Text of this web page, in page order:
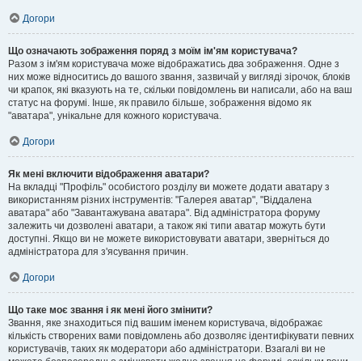
Догори
Що означають зображення поряд з моїм ім'ям користувача?
Разом з ім'ям користувача може відображатись два зображення. Одне з
них може відноситись до вашого звання, зазвичай у вигляді зірочок, блоків
чи крапок, які вказують на те, скільки повідомлень ви написали, або на ваш
статус на форумі. Інше, як правило більше, зображення відомо як
"аватара", унікальне для кожного користувача.
Догори
Як мені включити відображення аватари?
На вкладці "Профіль" особистого розділу ви можете додати аватару з
використанням різних інструментів: "Галерея аватар", "Віддалена
аватара" або "Завантажувана аватара". Від адміністратора форуму
залежить чи дозволені аватари, а також які типи аватар можуть бути
доступні. Якщо ви не можете використовувати аватари, зверніться до
адміністратора для з'ясування причин.
Догори
Що таке моє звання і як мені його змінити?
Звання, яке знаходиться під вашим іменем користувача, відображає
кількість створених вами повідомлень або дозволяє ідентифікувати певних
користувачів, таких як модератори або адміністратори. Взагалі ви не